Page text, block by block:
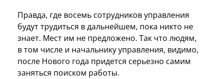
Правда, где восемь сотрудников управления
будут трудиться в дальнейшем, пока никто не
знает. Мест им не предложено. Так что людям,
в том числе и начальнику управления, видимо,
после Нового года придется серьезно самим
заняться поиском работы.